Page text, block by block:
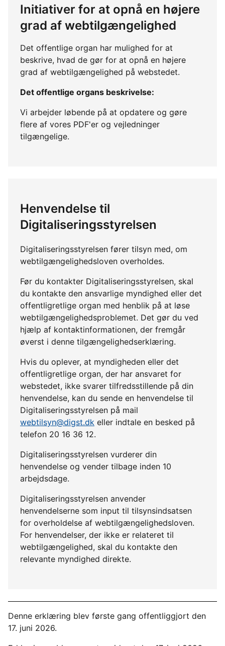
Initiativer for at opnå en højere
grad af webtilgængelighed
Det offentlige organ har mulighed for at
beskrive, hvad de gør for at opnå en højere
grad af webtilgængelighed på webstedet.
Det offentlige organs beskrivelse:
Vi arbejder løbende på at opdatere og gøre
flere af vores PDF'er og vejledninger
tilgængelige.
Henvendelse til
Digitaliseringsstyrelsen
Digitaliseringsstyrelsen fører tilsyn med, om
webtilgængelighedsloven overholdes.
Før du kontakter Digitaliseringsstyrelsen, skal
du kontakte den ansvarlige myndighed eller det
offentligretlige organ med henblik på at løse
webtilgængelighedsproblemet. Det gør du ved
hjælp af kontaktinformationen, der fremgår
øverst i denne tilgængelighedserklæring.
Hvis du oplever, at myndigheden eller det
offentligretlige organ, der har ansvaret for
webstedet, ikke svarer tilfredsstillende på din
henvendelse, kan du sende en henvendelse til
Digitaliseringsstyrelsen på mail
webtilsyn@digst.dk eller indtale en besked på
telefon 20 16 36 12.
Digitaliseringsstyrelsen vurderer din
henvendelse og vender tilbage inden 10
arbejdsdage.
Digitaliseringsstyrelsen anvender
henvendelserne som input til tilsynsindsatsen
for overholdelse af webtilgængelighedsloven.
For henvendelser, der ikke er relateret til
webtilgængelighed, skal du kontakte den
relevante myndighed direkte.
Denne erklæring blev første gang offentliggjort den
17. juni 2026.